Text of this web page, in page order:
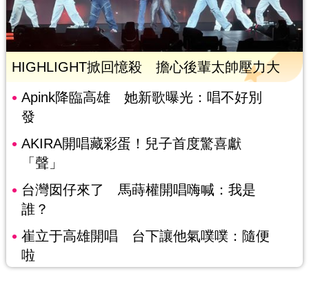
HIGHLIGHT掀回憶殺 擔心後輩太帥壓力大
Apink降臨高雄 她新歌曝光：唱不好別
發
AKIRA開唱藏彩蛋！兒子首度驚喜獻
「聲」
台灣囡仔來了 馬蒔權開唱嗨喊：我是
誰？
崔立于高雄開唱 台下讓他氣噗噗：隨便
啦